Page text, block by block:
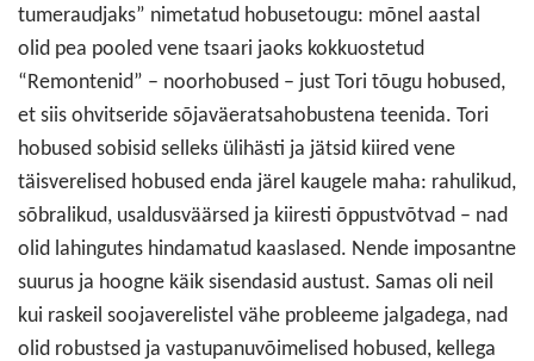
tumeraudjaks” nimetatud hobusetougu: mõnel aastal
olid pea pooled vene tsaari jaoks kokkuostetud
“Remontenid” – noorhobused – just Tori tõugu hobused,
et siis ohvitseride sõjaväeratsahobustena teenida. Tori
hobused sobisid selleks ülihästi ja jätsid kiired vene
täisverelised hobused enda järel kaugele maha: rahulikud,
sõbralikud, usaldusväärsed ja kiiresti õppustvõtvad – nad
olid lahingutes hindamatud kaaslased. Nende imposantne
suurus ja hoogne käik sisendasid austust. Samas oli neil
kui raskeil soojaverelistel vähe probleeme jalgadega, nad
olid robustsed ja vastupanuvõimelised hobused, kellega